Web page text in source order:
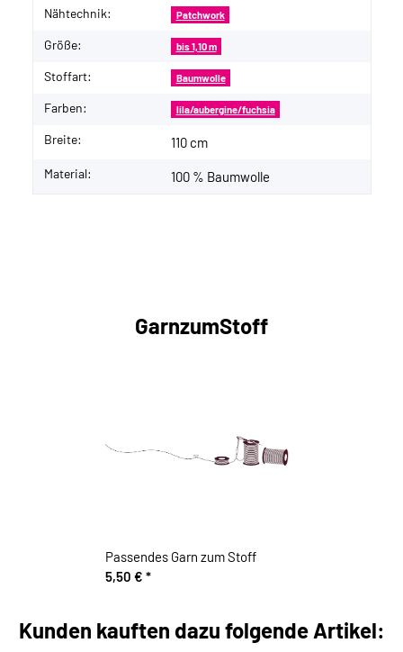
Nähtechnik: Patchwork
Größe: bis 1,10 m
Stoffart: Baumwolle
Farben: lila/aubergine/fuchsia
Breite: 110 cm
Material: 100 % Baumwolle
GarnzumStoff
Passendes Garn zum Stoff
5,50 € *
Kunden kauften dazu folgende Artikel: